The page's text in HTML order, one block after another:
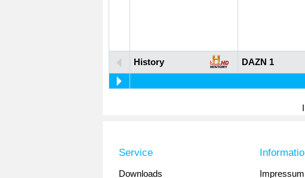
History DAZN 1
Service
Downloads
Impressum